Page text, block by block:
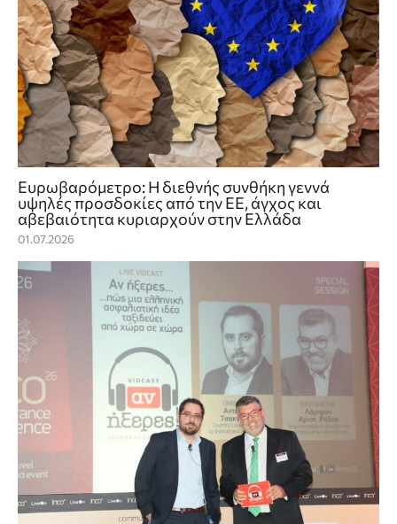
Ευρωβαρόμετρο: Η διεθνής συνθήκη γεννά
υψηλές προσδοκίες από την ΕΕ, άγχος και
αβεβαιότητα κυριαρχούν στην Ελλάδα
01.07.2026